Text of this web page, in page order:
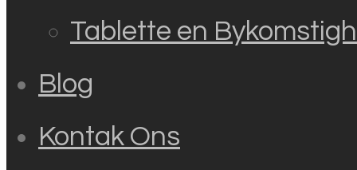
Tablette en
Blog
Kontak Ons